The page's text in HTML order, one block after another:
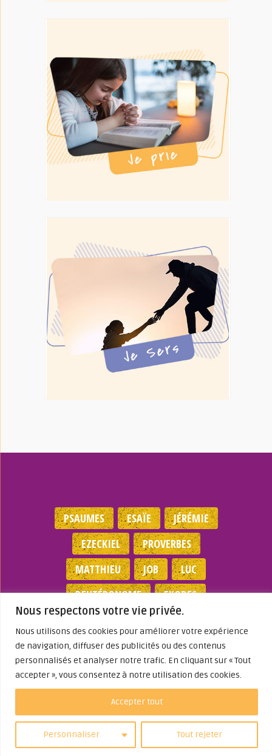
Nous respectons votre vie privée.
Nous utilisons des cookies pour améliorer votre expérience
de navigation, diffuser des publicités ou des contenus
personnalisés et analyser notre trafic. En cliquant sur « Tout
accepter », vous consentez à notre utilisation des cookies.
Personnaliser Tout rejeter
Accepter tout
PSAUMES ESAÏE
JÉRÉMIE
EZECKIEL
PROVERBES
MATTHIEU
JOB
LUC
DEUTÉRONOME
EXODES
NOMBRES
Mentions légales
confidentialité|Partenaires| Dieu A Agi
Dans ma Vie